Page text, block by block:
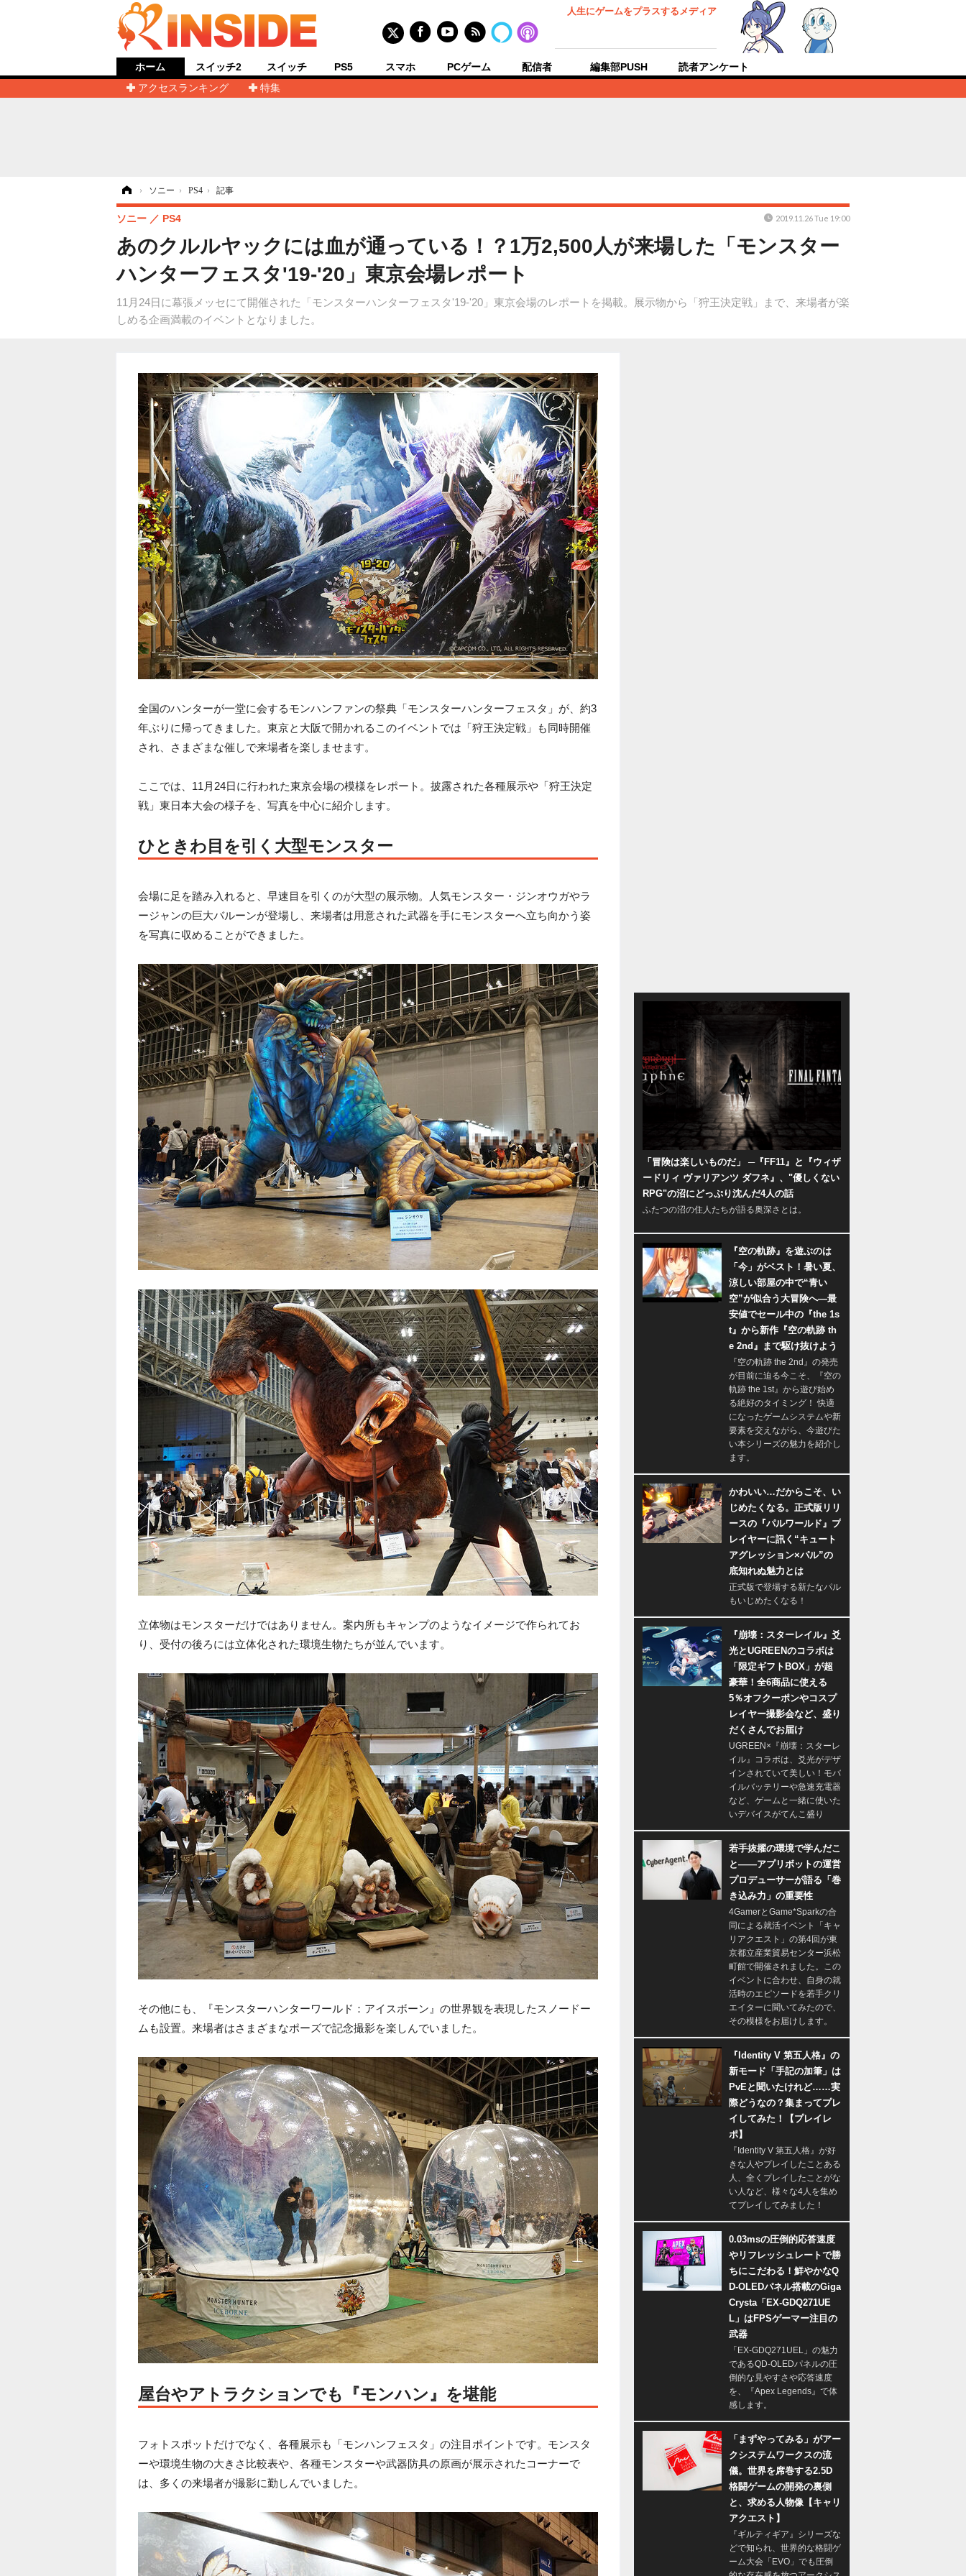
人生にゲームをプラスするメディア
ホーム
アクセスランキング
特集
スイッチ2 スイッチ PS5 スマホ PCゲーム 配信者 編集部PUSH 読者アンケート
› ソニー › PS4 › 記事
あのクルルヤックには血が通っている！？1万2,500人が来場した「モンスター
ハンターフェスタ'19-'20」東京会場レポート
11月24日に幕張メッセにて開催された「モンスターハンターフェスタ'19-'20」東京会場のレポートを掲載。展示物から「狩王決定戦」まで、来場者が楽
しめる企画満載のイベントとなりました。
ソニー PS4 2019.11.26 Tue 19:00
全国のハンターが一堂に会するモンハンファンの祭典「モンスターハンターフェスタ」が、約3
年ぶりに帰ってきました。東京と大阪で開かれるこのイベントでは「狩王決定戦」も同時開催
され、さまざまな催しで来場者を楽しませます。
ここでは、11月24日に行われた東京会場の模様をレポート。披露された各種展示や「狩王決定
戦」東日本大会の様子を、写真を中心に紹介します。
ひときわ目を引く大型モンスター
会場に足を踏み入れると、早速目を引くのが大型の展示物。人気モンスター・ジンオウガやラ
ージャンの巨大バルーンが登場し、来場者は用意された武器を手にモンスターへ立ち向かう姿
を写真に収めることができました。
立体物はモンスターだけではありません。案内所もキャンプのようなイメージで作られてお
り、受付の後ろには立体化された環境生物たちが並んでいます。
その他にも、『モンスターハンターワールド：アイスボーン』の世界観を表現したスノードー
ムも設置。来場者はさまざまなポーズで記念撮影を楽しんでいました。
屋台やアトラクションでも『モンハン』を堪能
フォトスポットだけでなく、各種展示も「モンハンフェスタ」の注目ポイントです。モンスタ
ーや環境生物の大きさ比較表や、各種モンスターや武器防具の原画が展示されたコーナーで
は、多くの来場者が撮影に勤しんでいました。
「冒険は楽しいものだ」 ─『FF11』と『ウィザ
ードリィ ヴァリアンツ ダフネ』、"優しくない
RPG"の沼にどっぷり沈んだ4人の話
ふたつの沼の住人たちが語る奥深さとは。
『空の軌跡』を遊ぶのは
「今」がベスト！暑い夏、
涼しい部屋の中で“青い
空”が似合う大冒険へ―最
安値でセール中の『the 1s
t』から新作『空の軌跡 th
e 2nd』まで駆け抜けよう
『空の軌跡 the 2nd』の発売
が目前に迫る今こそ、『空の
軌跡 the 1st』から遊び始め
る絶好のタイミング！ 快適
になったゲームシステムや新
要素を交えながら、今遊びた
い本シリーズの魅力を紹介し
ます。
かわいい…だからこそ、い
じめたくなる。正式版リリ
ースの『パルワールド』プ
レイヤーに訊く“キュート
アグレッション×パル”の
底知れぬ魅力とは
正式版で登場する新たなパル
もいじめたくなる！
『崩壊：スターレイル』爻
光とUGREENのコラボは
「限定ギフトBOX」が超
豪華！全6商品に使える
5％オフクーポンやコスプ
レイヤー撮影会など、盛り
だくさんでお届け
UGREEN×『崩壊：スターレ
イル』コラボは、爻光がデザ
インされていて美しい！モバ
イルバッテリーや急速充電器
など、ゲームと一緒に使いた
いデバイスがてんこ盛り
若手抜擢の環境で学んだこ
と――アプリボットの運営
プロデューサーが語る「巻
き込み力」の重要性
4GamerとGame*Sparkの合
同による就活イベント「キャ
リアクエスト」の第4回が東
京都立産業貿易センター浜松
町館で開催されました。この
イベントに合わせ、自身の就
活時のエピソードを若手クリ
エイターに聞いてみたので、
その模様をお届けします。
『Identity V 第五人格』の
新モード「手記の加筆」は
PvEと聞いたけれど……実
際どうなの？集まってプレ
イしてみた！【プレイレ
ポ】
『Identity V 第五人格』が好
きな人やプレイしたことある
人、全くプレイしたことがな
い人など、様々な4人を集め
てプレイしてみました！
0.03msの圧倒的応答速度
やリフレッシュレートで勝
ちにこだわる！鮮やかなQ
D-OLEDパネル搭載のGiga
Crysta「EX-GDQ271UE
L」はFPSゲーマー注目の
武器
「EX-GDQ271UEL」の魅力
であるQD-OLEDパネルの圧
倒的な見やすさや応答速度
を、『Apex Legends』で体
感します。
「まずやってみる」がアー
クシステムワークスの流
儀。世界を席巻する2.5D
格闘ゲームの開発の裏側
と、求める人物像【キャリ
アクエスト】
『ギルティギア』シリーズな
どで知られ、世界的な格闘ゲ
ーム大会「EVO」でも圧倒